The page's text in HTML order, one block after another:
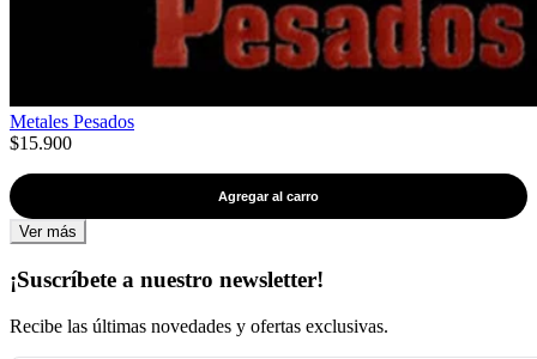
Metales Pesados
$15.900
Agregar al carro
Ver más
¡Suscríbete a nuestro newsletter!
Recibe las últimas novedades y ofertas exclusivas.